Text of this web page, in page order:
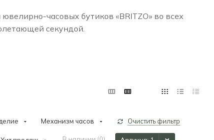
часовых бутиков «BRITZO» во всех
секундой.
Механизм часов Очистить фильтр